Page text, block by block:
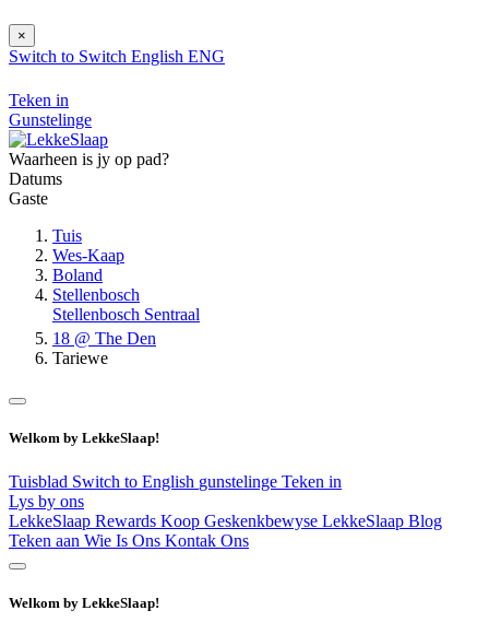
×
Switch to Switch English ENG
Teken in
Gunstelinge
Waarheen is jy op pad?
Datums
Gaste
Tuis
Wes-Kaap
Boland
Stellenbosch
Stellenbosch Sentraal
18 @ The Den
Tariewe
Welkom by LekkeSlaap!
Tuisblad Switch to English gunstelinge Teken in
Lys by ons
LekkeSlaap Rewards Koop Geskenkbewyse LekkeSlaap Blog
Teken aan Wie Is Ons Kontak Ons
Welkom by LekkeSlaap!